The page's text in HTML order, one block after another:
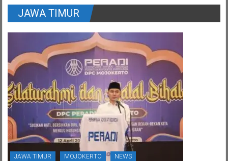
JAWA TIMUR
JAWA TIMUR MOJOKERTO NEWS